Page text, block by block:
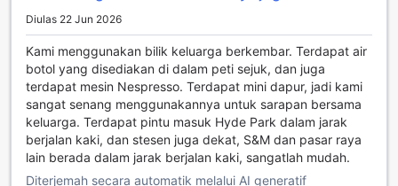
dengan televisyen besar yang menawarkan pelbagai
selepas seharian meneroka keindahan London. Anda boleh
menonton filem-filem terbaru atau acara sukan yang
menarik bersama rakan-rakan atau keluarga, menjadikan
setiap detik di hotel ini lebih berharga.
Ruang santai ini bukan sahaja menawarkan hiburan visual,
tetapi juga suasana yang mesra dan mengundang. Dengan
dekorasi moden dan perabot yang selesa, ianya adalah
Diulas 22 Jun 2026
Kami menggunakan bilik keluarga berkembar. Terdapat air
botol yang disediakan di dalam peti sejuk, dan juga
terdapat mesin Nespresso. Terdapat mini dapur, jadi kami
sangat senang menggunakannya untuk sarapan bersama
keluarga. Terdapat pintu masuk Hyde Park dalam jarak
berjalan kaki, dan stesen juga dekat, S&M dan pasar raya
lain berada dalam jarak berjalan kaki, sangatlah mudah.
Diterjemah secara automatik melalui AI generatif